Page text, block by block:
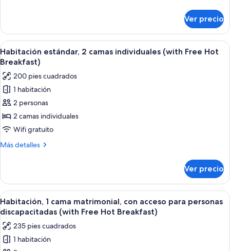
Free
Hot
Breakfast)
estándar,
cama
matrimonial
Free
Hot
Breakfast)
Ver precio
Abrir
todas
las
fotos
de
Habitación
estándar,
2
camas
Free
Hot
Breakfast)
Habitación de hotel con dos camas,
6
Habitación estándar, 2 camas individuales (with Free Hot
Breakfast)
200 pies cuadrados
1 habitación
2 personas
2 camas individuales
Wifi gratuito
Más detalles
Más
estándar,
camas
individuales
Free
Hot
Breakfast)
Ver precio
Abrir
todas
las
fotos
de
Una habitación moderna con un
7
Habitación, 1 cama matrimonial, con acceso para personas
discapacitadas (with Free Hot Breakfast)
235 pies cuadrados
1 habitación